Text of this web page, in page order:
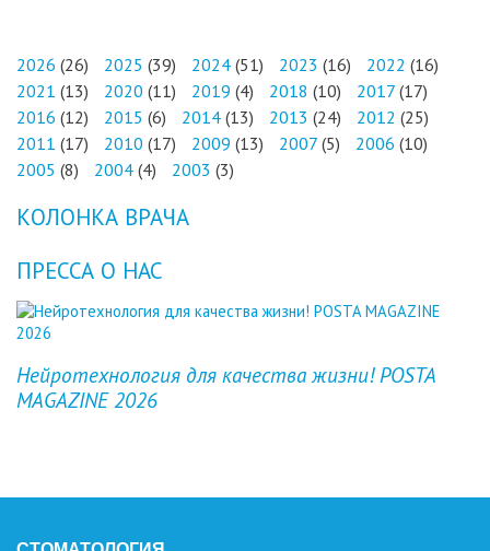
2026 (26) 2025 (39) 2024 (51) 2023 (16) 2022 (16)
2021 (13) 2020 (11) 2019 (4) 2018 (10) 2017 (17)
2016 (12) 2015 (6) 2014 (13) 2013 (24) 2012 (25)
2011 (17) 2010 (17) 2009 (13) 2007 (5) 2006 (10)
2005 (8) 2004 (4) 2003 (3)
КОЛОНКА ВРАЧА
ПРЕССА О НАС
Нейротехнология для качества жизни! POSTA
MAGAZINE 2026
Previous